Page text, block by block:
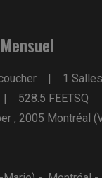
1
528.5 FEETSQ
, 2005 Montréal